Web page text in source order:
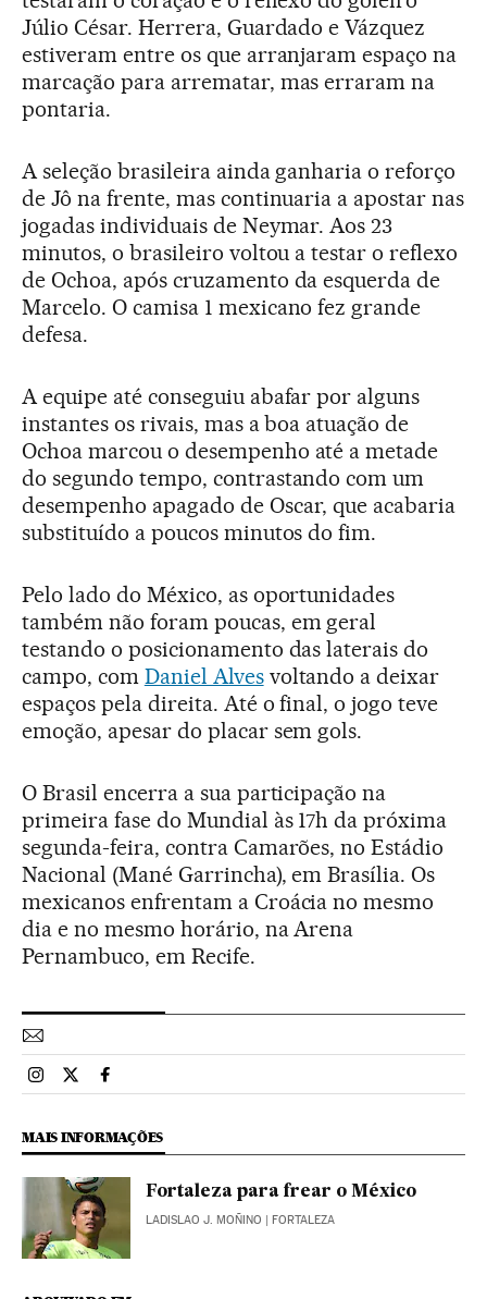
Júlio César. Herrera, Guardado e Vázquez
estiveram entre os que arranjaram espaço na
marcação para arrematar, mas erraram na
pontaria.
A seleção brasileira ainda ganharia o reforço
de Jô na frente, mas continuaria a apostar nas
jogadas individuais de Neymar. Aos 23
minutos, o brasileiro voltou a testar o reflexo
de Ochoa, após cruzamento da esquerda de
Marcelo. O camisa 1 mexicano fez grande
defesa.
A equipe até conseguiu abafar por alguns
instantes os rivais, mas a boa atuação de
Ochoa marcou o desempenho até a metade
do segundo tempo, contrastando com um
desempenho apagado de Oscar, que acabaria
substituído a poucos minutos do fim.
Pelo lado do México, as oportunidades
também não foram poucas, em geral
testando o posicionamento das laterais do
campo, com Daniel Alvesvoltando a deixar
espaços pela direita. Até o final, o jogo teve
emoção, apesar do placar sem gols.
O Brasil encerra a sua participação na
primeira fase do Mundial às 17h da próxima
segunda-feira, contra Camarões, no Estádio
Nacional (Mané Garrincha), em Brasília. Os
mexicanos enfrentam a Croácia no mesmo
dia e no mesmo horário, na Arena
Pernambuco, em Recife.
Esportes El País Brasil en Instagram
Esportes El País Brasil en Twitter
Esportes El País Brasil en Facebook
MAIS INFORMAÇÕES
Fortaleza para frear o México
LADISLAO J. MOÑINO | FORTALEZA